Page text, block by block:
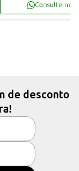
Consulte-nos
de desconto